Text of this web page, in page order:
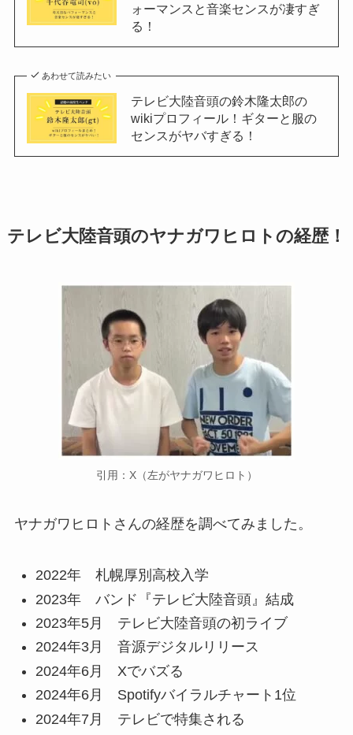
ォーマンスと音楽センスが凄すぎ
る！
あわせて読みたい
テレビ大陸音頭の鈴木隆太郎の
wikiプロフィール！ギターと服の
センスがヤバすぎる！
テレビ大陸音頭のヤナガワヒロト の経歴！
引用：X（左がヤナガワヒロト）
ヤナガワヒロトさんの経歴を調べてみました。
2022年 札幌厚別高校入学
2023年 バンド『テレビ大陸音頭』結成
2023年5月 テレビ大陸音頭の初ライブ
2024年3月 音源デジタルリリース
2024年6月 Xでバズる
2024年6月 Spotifyバイラルチャート1位
2024年7月 テレビで特集される